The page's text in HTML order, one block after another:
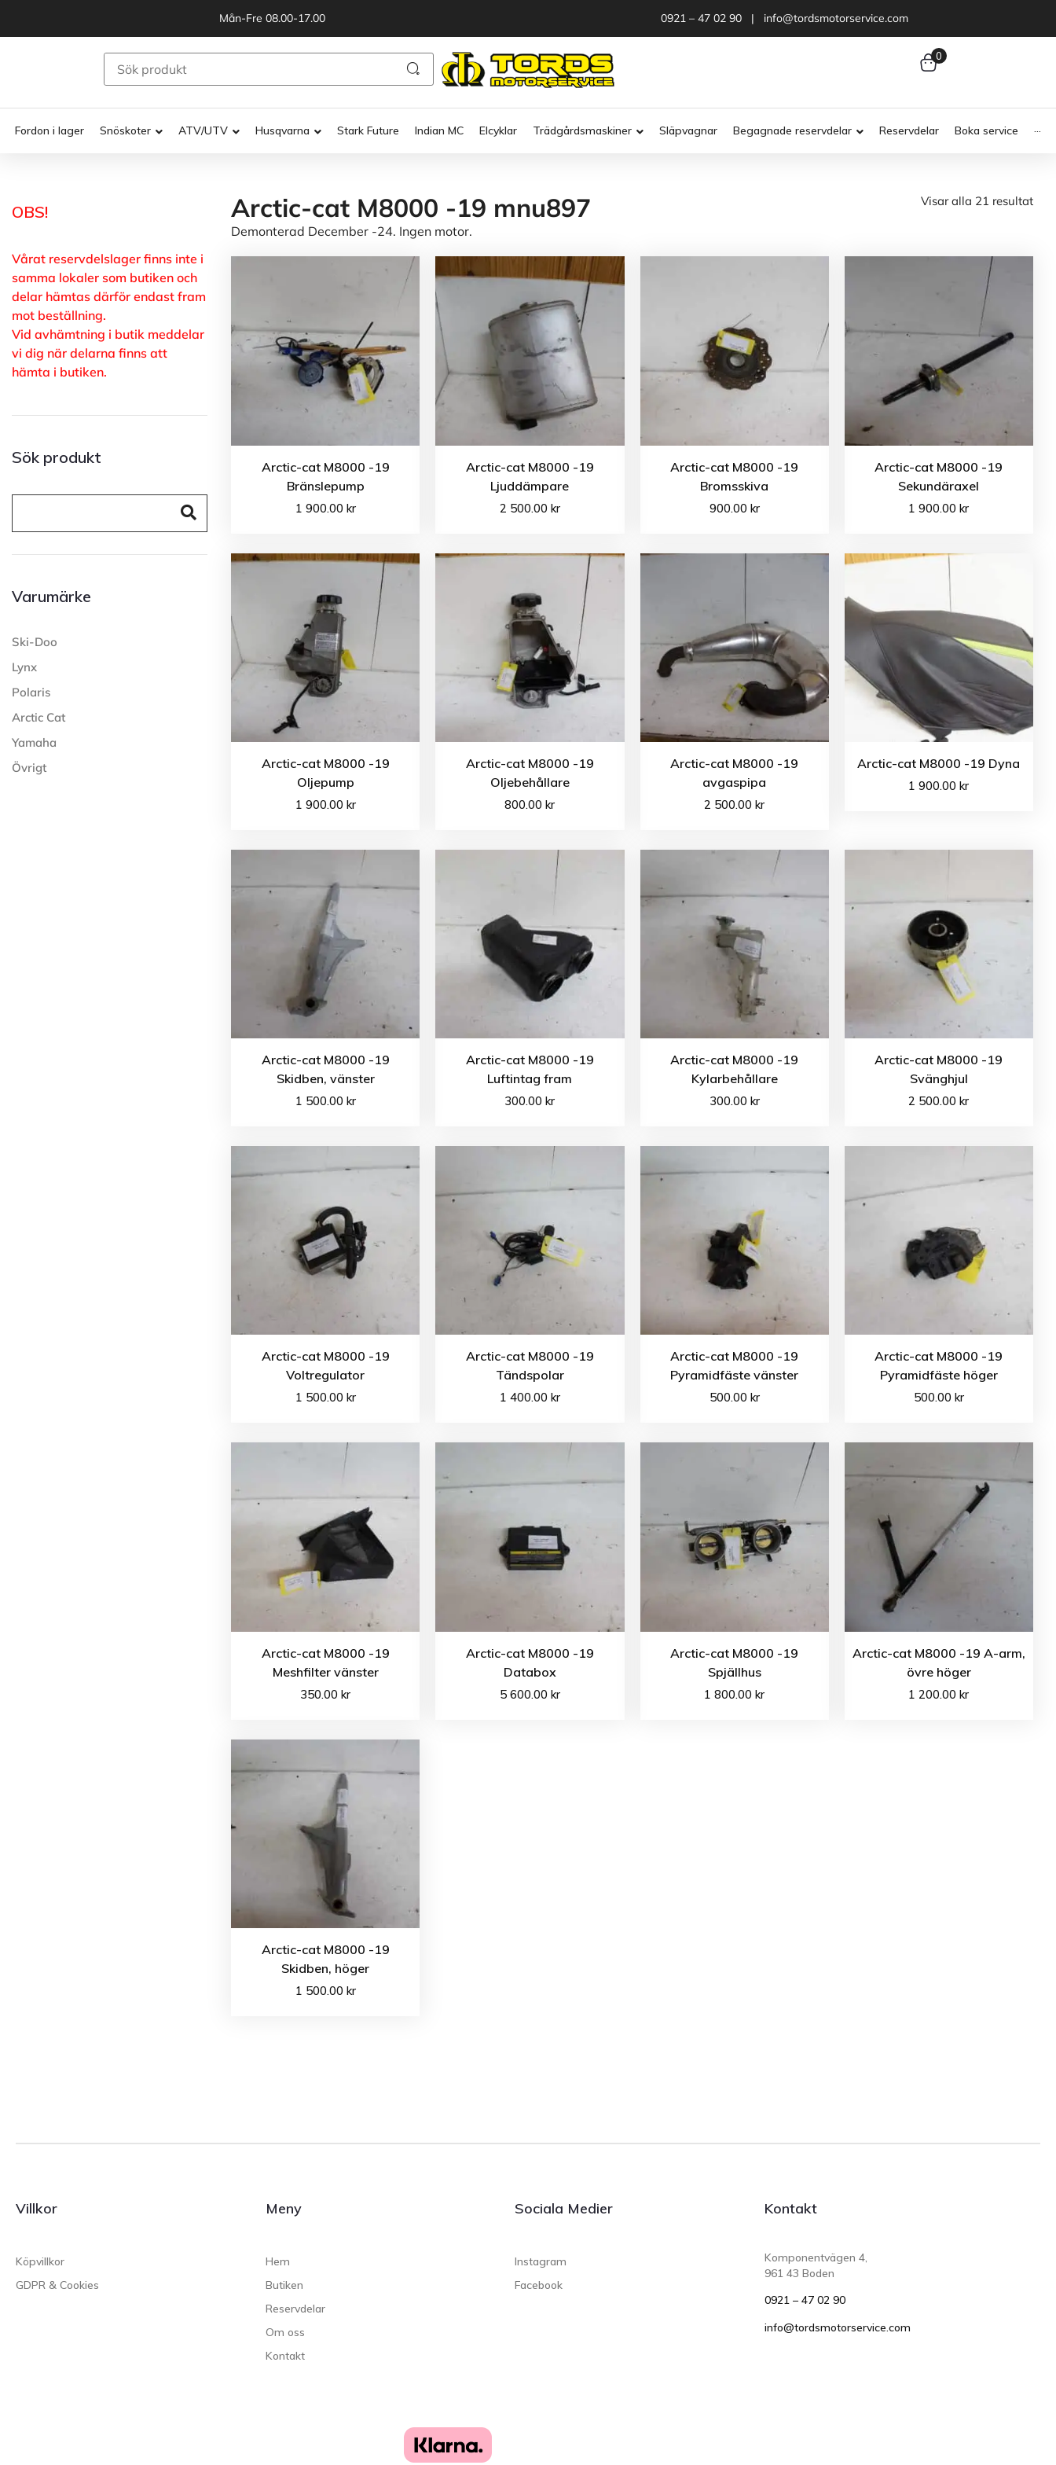
Mån-Fre 08.00-17.00 0921 – 47 02 90 | info@tordsmotorservice.com
0
Fordon i lager Snöskoter ATV/UTV Husqvarna Stark Future Indian MC Elcyklar Trädgårdsmaskiner Släpvagnar Begagnade reservdelar Reservdelar Boka service ···
OBS!
Vårat reservdelslager finns inte i
samma lokaler som butiken och
delar hämtas därför endast fram
mot beställning.
Vid avhämtning i butik meddelar
vi dig när delarna finns att
hämta i butiken.
Sök produkt
Varumärke
Ski-Doo
Lynx
Polaris
Arctic Cat
Yamaha
Övrigt
Arctic-cat M8000 -19 mnu897 Visar alla 21 resultat
Demonterad December -24. Ingen motor.
Arctic-cat M8000 -19
Bränslepump
1 900.00 kr
Arctic-cat M8000 -19
Ljuddämpare
2 500.00 kr
Arctic-cat M8000 -19
Bromsskiva
900.00 kr
Arctic-cat M8000 -19
Sekundäraxel
1 900.00kr
Arctic-cat M8000 -19
Oljepump
1 900.00 kr
Arctic-cat M8000 -19
Oljebehållare
800.00kr
Arctic-cat M8000 -19
avgaspipa
2 500.00kr
Arctic-cat M8000 -19 Dyna
1 900.00kr
Arctic-cat M8000 -19
Skidben, vänster
1 500.00 kr
Arctic-cat M8000 -19
Luftintag fram
300.00kr
Arctic-cat M8000 -19
Kylarbehållare
300.00 kr
Arctic-cat M8000 -19
Svänghjul
2 500.00kr
Arctic-cat M8000 -19
Voltregulator
1 500.00 kr
Arctic-cat M8000 -19
Tändspolar
1 400.00 kr
Arctic-cat M8000 -19
Pyramidfäste vänster
500.00 kr
Arctic-cat M8000 -19
Pyramidfäste höger
500.00 kr
Arctic-cat M8000 -19
Meshfilter vänster
350.00kr
Arctic-cat M8000 -19
Databox
5 600.00 kr
Arctic-cat M8000 -19
Spjällhus
1 800.00kr
Arctic-cat M8000 -19 A-arm,
övre höger
1 200.00kr
Arctic-cat M8000 -19
Skidben, höger
1 500.00 kr
Villkor
Köpvillkor
GDPR & Cookies
Meny
Hem
Butiken
Reservdelar
Om oss
Kontakt
Sociala Medier
Instagram
Facebook
Kontakt
Komponentvägen 4,
961 43 Boden
0921 – 47 02 90
info@tordsmotorservice.com